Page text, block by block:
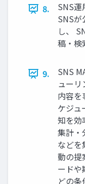
8.
SNS
SNS
し、
稿・検
9.
SNS
ュー
内容を
ケジュ
知を効
集計・
などを
動の提
ードや
どの